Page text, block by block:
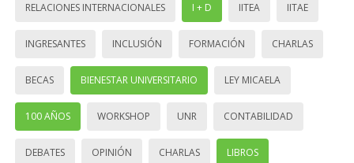
RELACIONES INTERNACIONALES I + D IITEA IITAE
INGRESANTES INCLUSIÓN FORMACIÓN CHARLAS
BECAS BIENESTAR UNIVERSITARIO LEY MICAELA
100 AÑOS WORKSHOP UNR CONTABILIDAD
DEBATES OPINIÓN CHARLAS LIBROS